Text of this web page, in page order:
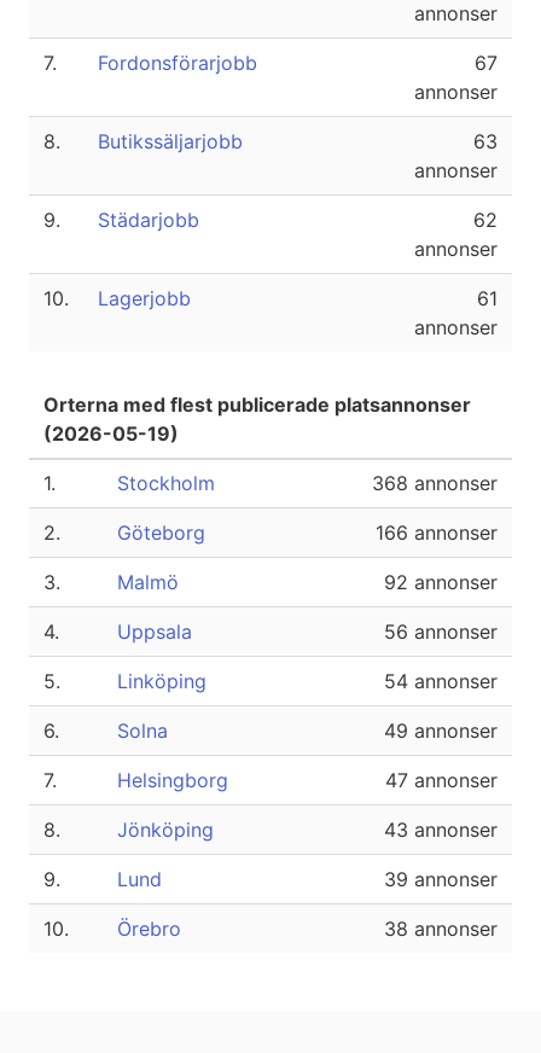
annonser
7. Fordonsförarjobb
67
annonser
8. Butikssäljarjobb
63
annonser
9. Städarjobb
62
annonser
10. Lagerjobb
61
annonser
Orterna med flest publicerade platsannonser
(2026-05-19)
1. Stockholm 368 annonser
2. Göteborg 166 annonser
3. Malmö 92 annonser
4. Uppsala 56 annonser
5. Linköping 54 annonser
6. Solna 49 annonser
7. Helsingborg 47 annonser
8. Jönköping 43 annonser
9. Lund 39 annonser
10. Örebro 38 annonser